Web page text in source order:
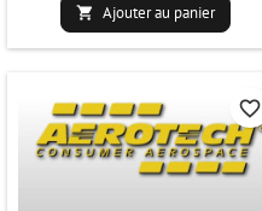
 Ajouter au panier
favorite_border